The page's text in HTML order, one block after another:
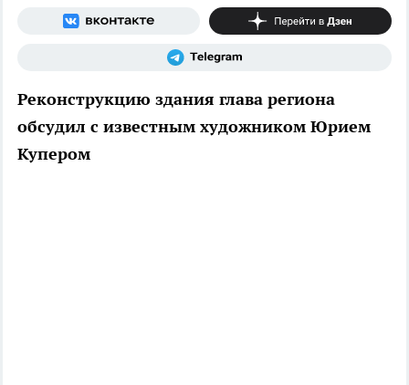
Реконструкцию здания глава региона
обсудил с известным художником Юрием
Купером